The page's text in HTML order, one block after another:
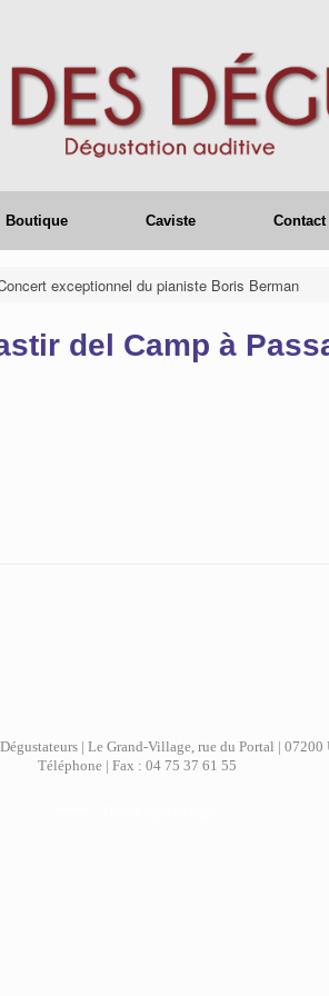
Boutique Caviste Contact
exceptionnel du pianiste Boris Berman
del Camp à
| Le Grand-Village, rue du Portal | 07200
Téléphone | Fax : 04 75 37 61 55